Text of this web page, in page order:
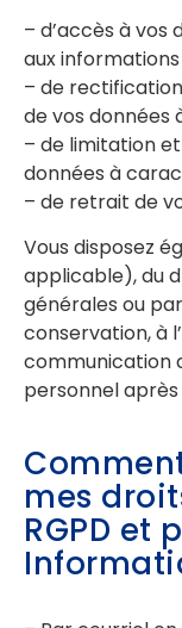
– d’accès à
aux
– de
de vos données
– de limitation
données à
– de retrait de
Vous disposez
applicable), du
générales ou
conservation, à
communication
personnel après
mes
RGPD et